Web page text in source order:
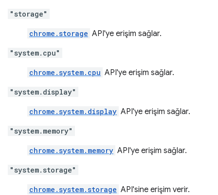
"storage"
chrome.storage API'ye erişim sağlar.
"system.cpu"
chrome.system.cpu API'ye erişim sağlar.
"system.display"
chrome.system.display API'ye erişim sağlar.
"system.memory"
chrome.system.memory API'ye erişim sağlar.
"system.storage"
chrome.system.storage API'sine erişim verir.